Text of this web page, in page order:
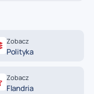
Zobacz
Polityka
Zobacz
Flandria